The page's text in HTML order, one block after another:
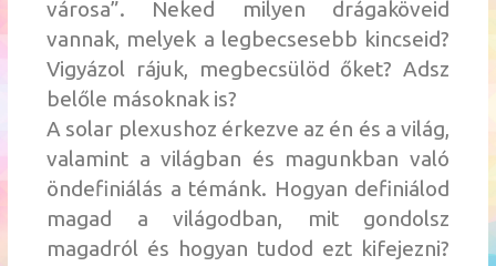
városa”. Neked milyen drágaköveid
vannak, melyek a legbecsesebb kincseid?
Vigyázol rájuk, megbecsülöd őket? Adsz
belőle másoknak is?
A solar plexushoz érkezve az én és a világ,
valamint a világban és magunkban való
öndefiniálás a témánk. Hogyan definiálod
magad a világodban, mit gondolsz
magadról és hogyan tudod ezt kifejezni?